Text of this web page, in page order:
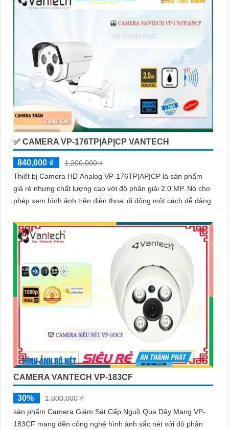
✅ CAMERA VP-176TP|AP|CP VANTECH
840,000 ₫
1,200,000 ₫
Thiết bị Camera HD Analog VP-176TP|AP|CP là sản phẩm
giá rẻ nhưng chất lượng cao với độ phân giải 2.0 MP. Nó cho
phép xem hình ảnh trên điện thoại di động một cách dễ dàng
CAMERA VANTECH VP-183CF
30%
1,800,000 ₫
sản phẩm Camera Giám Sát Cấp Nguồ Qua Dây Mạng VP-
183CF mang đến công nghệ hình ảnh sắc nét với độ phân